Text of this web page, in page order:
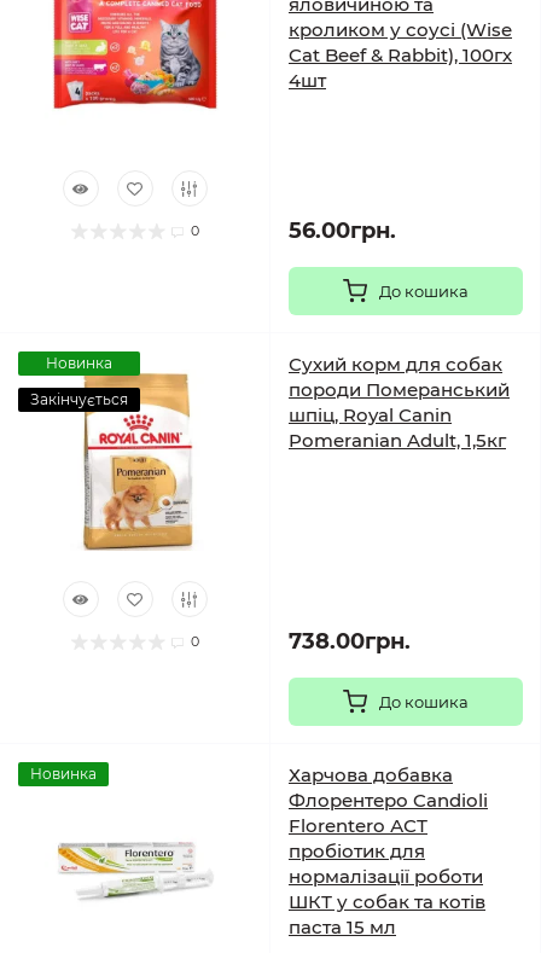
0
кроликом у соусі (Wise
Cat Beef & Rabbit), 100гх
4шт
56.00грн.
До кошика
Новинка
Закінчується
0
Сухий корм для собак
породи Померанський
шпіц, Royal Canin
Pomeranian Adult, 1,5кг
738.00грн.
До кошика
Новинка
Харчова добавка
Флорентеро Candioli
Florentero АСТ
пробіотик для
нормалізації роботи
ШКТ у собак та котів
паста 15 мл